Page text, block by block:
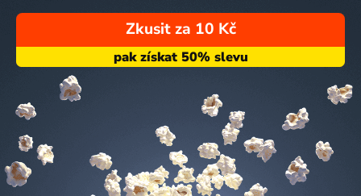
Zkusit za 10 Kč